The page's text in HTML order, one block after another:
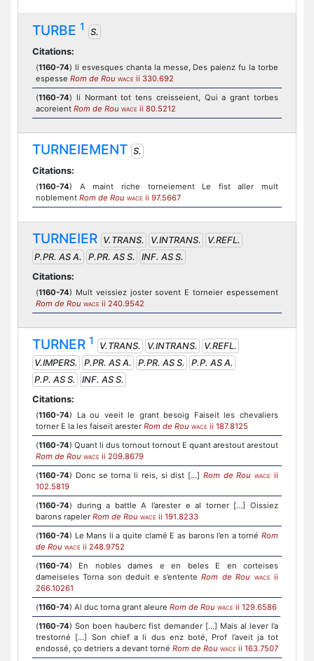
TURBE 1
S.
Citations:
(1160-74) li esvesques chanta la messe, Des paienz fu la torbe
espesse Rom de Rou WACE ii 330.692
(1160-74) li Normant tot tens creisseient, Qui a grant torbes
acoreient Rom de Rou WACE ii 80.5212
TURNEIEMENT S.
Citations:
(1160-74) A maint riche torneiement Le fist aller mult
noblement Rom de Rou WACE ii 97.5667
TURNEIER V.TRANS. V.INTRANS.
V.REFL.
P.PR. AS A.
P.PR. AS S.
INF. AS S.
Citations:
(1160-74) Mult veissiez joster sovent E torneier espessement
Rom de Rou WACE ii 240.9542
TURNER 1 V.TRANS. V.INTRANS.
V.REFL.
V.IMPERS.
P.PR. AS A. P.PR. AS S.
P.P. AS A.
P.P. AS S.
INF. AS S.
Citations:
(1160-74) La ou veeit le grant besoig Faiseit les chevaliers
torner E la les faiseit arester Rom de Rou WACE ii 187.8125
(1160-74) Quant li dus tornout tornout E quant arestout arestout
Rom de Rou WACE ii 209.8679
(1160-74) Donc se torna li reis, si dist [...] Rom de Rou WACE ii
102.5819
(1160-74) during a battle A l’arester e al torner [...] Oissiez
barons rapeler Rom de Rou WACE ii 191.8233
(1160-74) Le Mans li a quite clamé E as barons l’en a torné Rom
de Rou WACE ii 248.9752
(1160-74) En nobles dames e en beles E en corteises
dameiseles Torna son deduit e s’ententeRom de Rou WACE ii
266.10261
(1160-74) Al duc torna grant aleure Rom de Rou WACE ii 129.6586
(1160-74) Son boen hauberc fist demander [...] Mais al lever l’a
trestorné [...] Son chief a li dus enz boté, Prof l’aveit ja tot
endossé, ço detriers a devant torné Rom de Rou WACE ii 163.7507